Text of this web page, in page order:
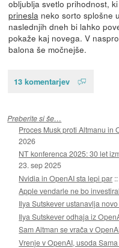
obljublja svetlo prihodnost,
prineslaneko sorto splošne
naslednjih dneh bi lahko
pokaže kaj novega. V
balona še močnejše.
13 komentarjev
Preberite si še…
Proces Musk proti Altmanu in
2026
NT konferenca 2025: 30 let
23. sep 2025
Nvidia in OpenAI sta lepi par
Apple vendarle ne bo
Ilya Sutskever ustanavlja
Ilya Sutskever odhaja iz
Sam Altman se vrača v
Vrenje v OpenAI, usoda